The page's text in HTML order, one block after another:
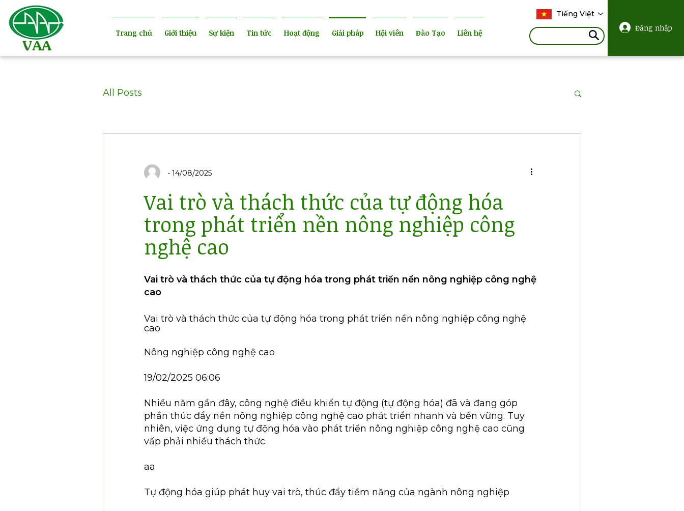
Trang chủ Giới thiệu Sự kiện Tin tức Hoạt động Giải pháp Hội viên Đào Tạo Liên hệ
Tiếng Việt
Đăng nhập
All Posts
14/08/2025
Vai trò và thách thức của tự động hóa
trong phát triển nền nông nghiệp công
nghệ cao
Vai trò và thách thức của tự động hóa trong phát triển nền nông nghiệp công nghệ
cao
Vai trò và thách thức của tự động hóa trong phát triển nền nông nghiệp công nghệ
cao
Nông nghiệp công nghệ cao
19/02/2025 06:06
Nhiều năm gần đây, công nghệ điều khiển tự động (tự động hóa) đã và đang góp
phần thúc đẩy nền nông nghiệp công nghệ cao phát triển nhanh và bền vững. Tuy
nhiên, việc ứng dụng tự động hóa vào phát triển nông nghiệp công nghệ cao cũng
vấp phải nhiều thách thức.
aa
Tự động hóa giúp phát huy vai trò, thúc đẩy tiềm năng của ngành nông nghiệp